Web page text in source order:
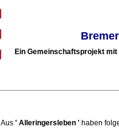
Ein Gemeinschaftsprojekt
Aus ' Alleringersleben ' haben